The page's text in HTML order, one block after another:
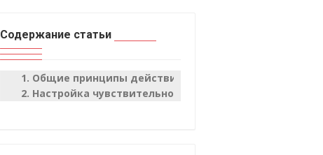
Содержание статьи
Общие принципы действия датчика, использование
Настройка чувствительности G-сенсора